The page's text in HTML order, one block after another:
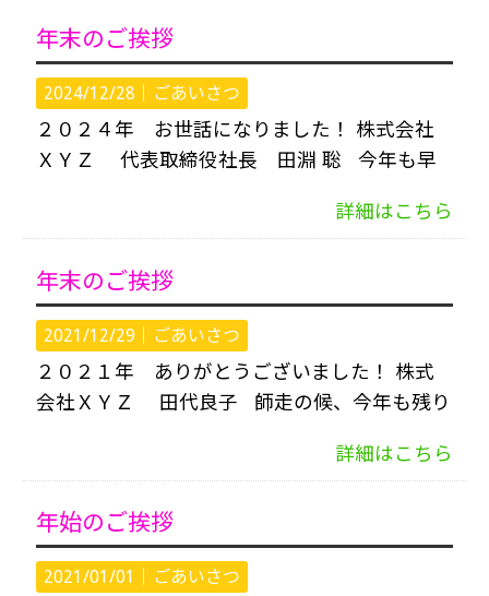
年末のご挨拶
2024/12/28｜ ごあいさつ
２０２４年 お世話になりました！ 株式会社
ＸＹＺ 代表取締役社長 田淵 聡 今年も早
詳細はこちら
年末のご挨拶
2021/12/29｜ ごあいさつ
２０２１年 ありがとうございました！ 株式
会社ＸＹＺ 田代良子 師走の候、今年も残り
詳細はこちら
年始のご挨拶
2021/01/01｜ ごあいさつ